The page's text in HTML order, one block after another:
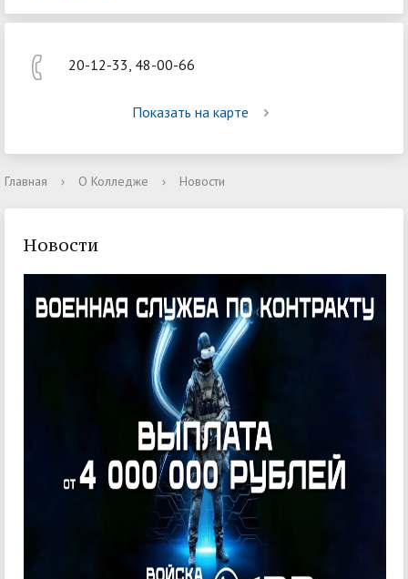
20-12-33, 48-00-66
Показать на карте
Главная › О Колледже › Новости
Новости